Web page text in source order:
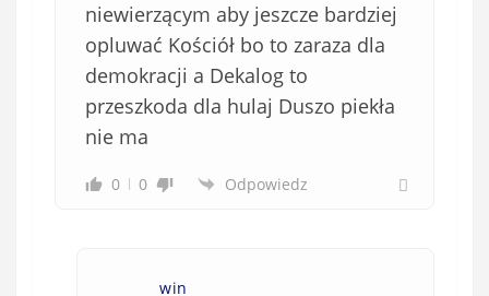
niewierzącym aby jeszcze bardziej
opluwać Kościół bo to zaraza dla
demokracji a Dekalog to
przeszkoda dla hulaj Duszo piekła
nie ma
0 0 Odpowiedz
win